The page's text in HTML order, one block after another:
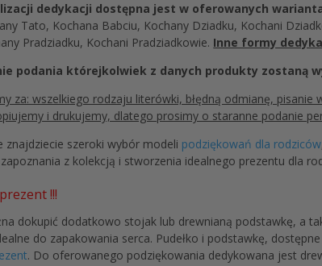
dedykacji dostępna jest w oferowanych
Tato, Kochana Babciu, Kochany Dziadku, Kochani
Pradziadku, Kochani Pradziadkowie. Inne formy
podania którejkolwiek z danych produkty zostaną
za: wszelkiego rodzaju literówki, błędną odmianę,
i drukujemy, dlatego prosimy o staranne podanie
znajdziecie szeroki wybór modeli podziękowań dla rodziców
z kolekcją i stworzenia idealnego prezentu dla
!!!
dokupić dodatkowo stojak lub drewnianą podstawkę, a
do zapakowania serca. Pudełko i podstawkę,
. Do oferowanego podziękowania dedykowana jest